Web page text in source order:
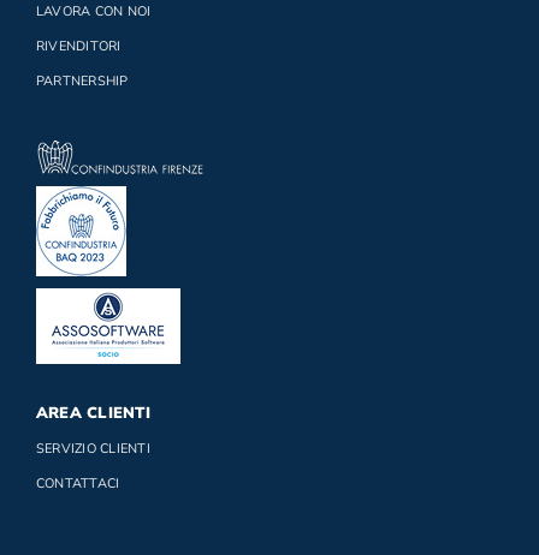
LAVORA CON NOI
RIVENDITORI
PARTNERSHIP
AREA CLIENTI
SERVIZIO CLIENTI
CONTATTACI